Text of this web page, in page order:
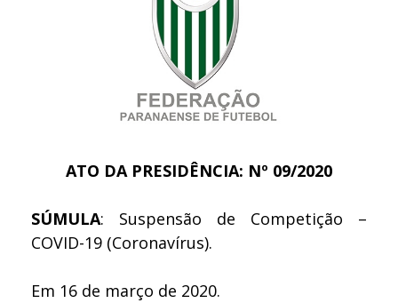
ATO DA PRESIDÊNCIA: Nº 09/2020
SÚMULA: Suspensão de Competição –
COVID-19 (Coronavírus).
Em 16 de março de 2020.